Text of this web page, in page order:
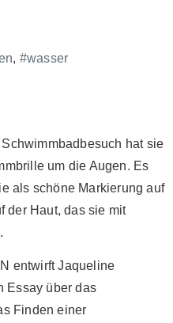
, #wasser
hat sie
um die Augen. Es
als schöne Markierung auf
der Haut, das sie mit
entwirft Jaqueline
Essay über das
Finden einer